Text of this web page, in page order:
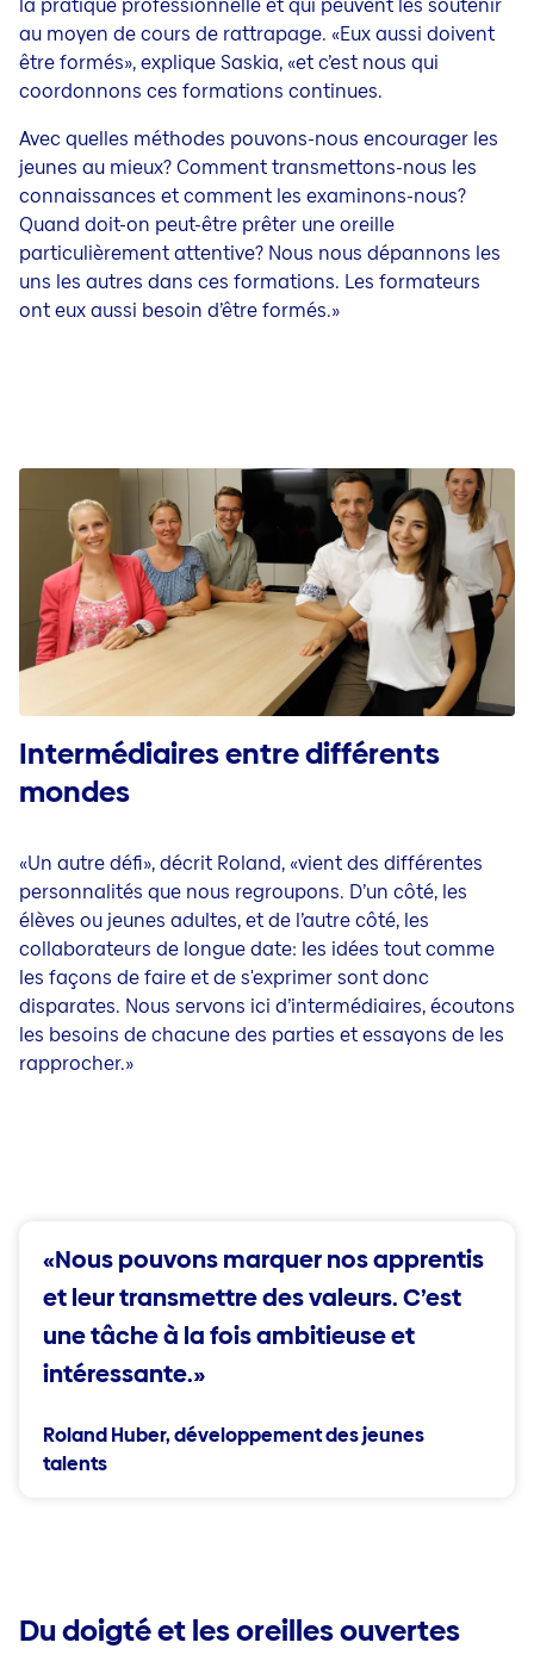
au moyen de cours de rattrapage. «Eux aussi doivent
être formés», explique Saskia, «et c’est nous qui
coordonnons ces formations continues.
Avec quelles méthodes pouvons-nous encourager les
jeunes au mieux? Comment transmettons-nous les
connaissances et comment les examinons-nous?
Quand doit-on peut-être prêter une oreille
particulièrement attentive? Nous nous dépannons les
uns les autres dans ces formations. Les formateurs
ont eux aussi besoin d’être formés.»
Intermédiaires entre différents
mondes
«Un autre défi», décrit Roland, «vient des différentes
personnalités que nous regroupons. D’un côté, les
élèves ou jeunes adultes, et de l’autre côté, les
collaborateurs de longue date: les idées tout comme
les façons de faire et de s'exprimer sont donc
disparates. Nous servons ici d’intermédiaires, écoutons
les besoins de chacune des parties et essayons de les
rapprocher.»
«Nous pouvons marquer nos apprentis
et leur transmettre des valeurs. C’est
une tâche à la fois ambitieuse et
intéressante.»
Roland Huber, développement des jeunes
talents
Du doigté et les oreilles ouvertes